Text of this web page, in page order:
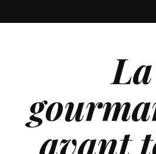
La
avant